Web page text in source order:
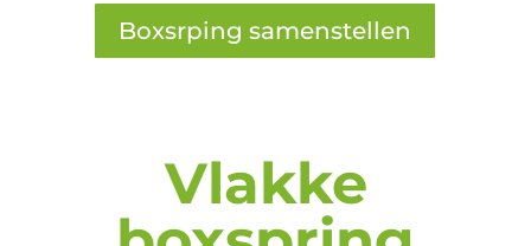
Boxsrping samenstellen
Vlakke